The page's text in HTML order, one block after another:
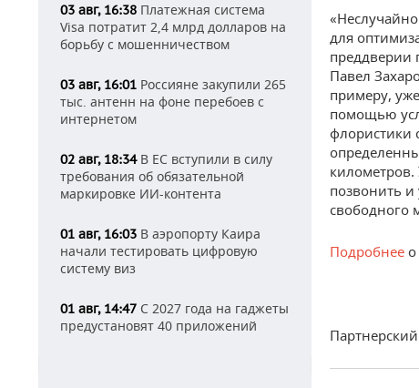
03 авг, 16:38 Платежная система
Visa потратит 2,4 млрд долларов на
борьбу с мошенничеством
03 авг, 16:01 Россияне закупили 265
тыс. антенн на фоне перебоев с
интернетом
02 авг, 18:34В ЕС вступили в силу
требования об обязательной
маркировке ИИ-контента
01 авг, 16:03 В аэропорту Каира
начали тестировать цифровую
систему виз
01 авг, 14:47 С 2027 года на гаджеты
предустановят 40 приложений
для
преддверии
Павел
примеру,
помощью
флористики
позвонить и
свободного
Подробнее